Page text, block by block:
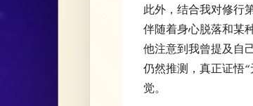
此外，结合我对修行
伴随着身心脱落和某
他注意到我曾提及自
仍然推测，真正证悟
觉。